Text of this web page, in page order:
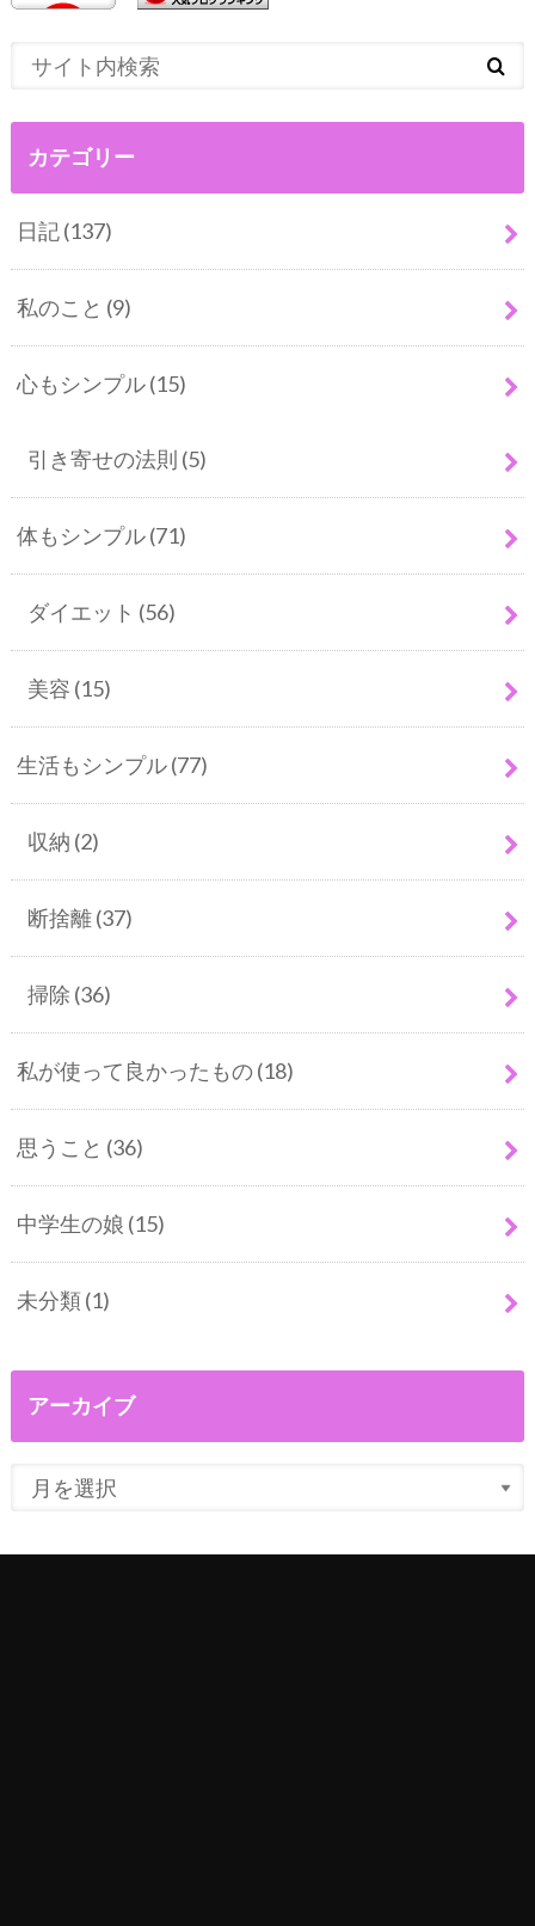
カテゴリー
日記(137)
私のこと (9)
心もシンプル(15)
引き寄せの法則 (5)
体もシンプル(71)
ダイエット (56)
美容 (15)
生活もシンプル(77)
収納 (2)
断捨離(37)
掃除 (36)
私が使って良かったもの(18)
思うこと (36)
中学生の娘 (15)
未分類(1)
アーカイブ